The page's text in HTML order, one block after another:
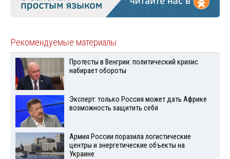
Рекомендуемые материалы
Протесты в Венгрии: политический кризис
набирает обороты
Эксперт: только Россия может дать Африке
возможность защитить себя
Армия России поразила логистические
центры и энергетические объекты на
Украине